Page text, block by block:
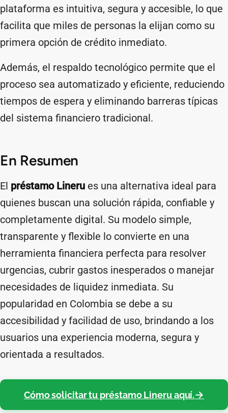
plataforma es intuitiva, segura y accesible, lo que
facilita que miles de personas la elijan como su
primera opción de crédito inmediato.
Además, el respaldo tecnológico permite que el
proceso sea automatizado y eficiente, reduciendo
tiempos de espera y eliminando barreras típicas
del sistema financiero tradicional.
En Resumen
El préstamo Lineru es una alternativa ideal para
quienes buscan una solución rápida, confiable y
completamente digital. Su modelo simple,
transparente y flexible lo convierte en una
herramienta financiera perfecta para resolver
urgencias, cubrir gastos inesperados o manejar
necesidades de liquidez inmediata. Su
popularidad en Colombia se debe a su
accesibilidad y facilidad de uso, brindando a los
usuarios una experiencia moderna, segura y
orientada a resultados.
Cómo solicitar tu préstamo Lineru aquí.